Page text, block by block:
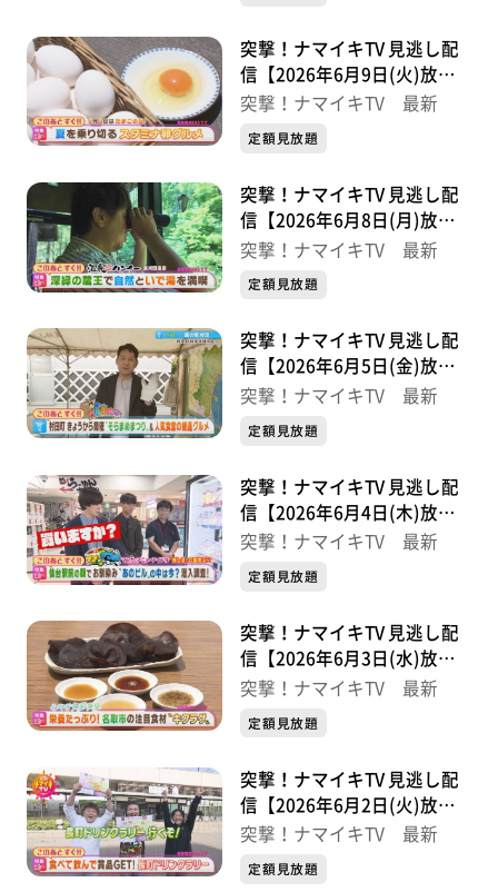
突撃！ナマイキTV 見逃し配
信【2026年6月9日(火)放送
分】
突撃！ナマイキTV 最新
定額見放題
突撃！ナマイキTV 見逃し配
信【2026年6月8日(月)放送
分】
突撃！ナマイキTV 最新
定額見放題
突撃！ナマイキTV 見逃し配
信【2026年6月5日(金)放送
分】
突撃！ナマイキTV 最新
定額見放題
突撃！ナマイキTV 見逃し配
信【2026年6月4日(木)放送
分】
突撃！ナマイキTV 最新
定額見放題
突撃！ナマイキTV 見逃し配
信【2026年6月3日(水)放送
分】
突撃！ナマイキTV 最新
定額見放題
突撃！ナマイキTV 見逃し配
信【2026年6月2日(火)放送
分】
突撃！ナマイキTV 最新
定額見放題